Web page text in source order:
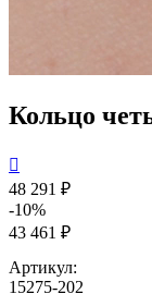
Кольцо

48 291 ₽
-10%
43 461 ₽
Артикул:
15275-202